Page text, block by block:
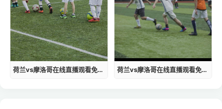
荷兰vs摩洛哥在线直播观看免费高清 荷兰vs摩洛哥在线直播观看免费视频